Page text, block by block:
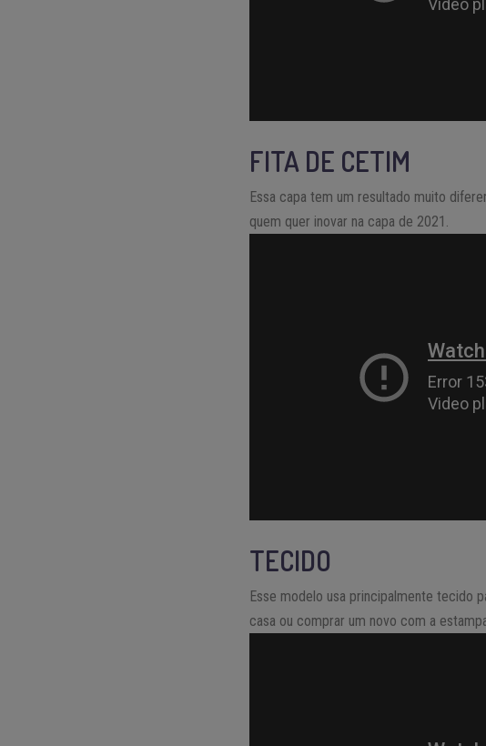
FITA DE CETIM
Essa capa tem um resultado muito
quem quer inovar na capa de 2021.
TECIDO
Esse modelo usa principalmente tecido
casa ou comprar um novo com a